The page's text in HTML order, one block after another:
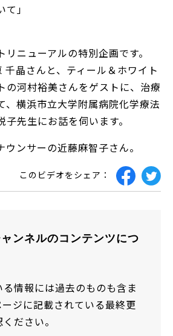
」
リニューアルの特別企画です。
晶さんと、ティール＆ホワイト
の河村裕美さんをゲストに、治療
、横浜市立大学附属病院化学療法
先生にお話を伺­います。
ンサーの近藤麻智子さん。
このビデオをシェア：
ンネルのコンテンツにつ
情報には過去のものも含ま
ジに記載されている最終更
ださい。